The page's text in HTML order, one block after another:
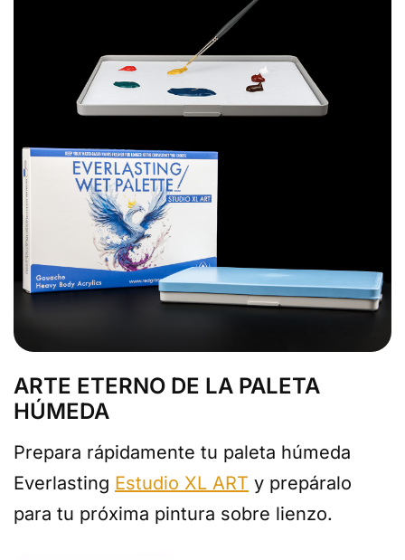
ARTE ETERNO DE LA PALETA
HÚMEDA
Prepara rápidamente tu paleta húmeda
Everlasting Estudio XL ART y prepáralo
para tu próxima pintura sobre lienzo.